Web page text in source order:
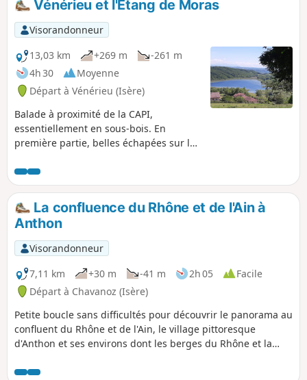
Vénérieu et l'Étang de Moras
Visorandonneur
13,03 km
+269 m
-261 m
4h 30
Moyenne
Départ à Vénérieu (Isère)
Balade à proximité de la CAPI,
essentiellement en sous-bois. En
première partie, belles échapées sur la
l'Isle d'Abeau. Au retour, on longe
l'Étang de Moras mais les roseaux ne
permettent pas d'apercevoir la rive.
Quelques fours banaux et lavoirs
agrémentent le parcours. Fléchage
Jaune tout au long du parcours.
Compter entre 3 et 4 heures selon votre
rythme et les arrêts photo.
La confluence du Rhône et de l'Ain à
Anthon
Visorandonneur
7,11 km
+30 m -41 m 2h 05
Facile
Départ à Chavanoz (Isère)
Petite boucle sans difficultés pour découvrir le panorama au
confluent du Rhône et de l'Ain, le village pittoresque
d'Anthon et ses environs dont les berges du Rhône et la